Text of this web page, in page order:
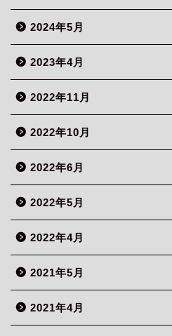
2024年5月
2023年4月
2022年11月
2022年10月
2022年6月
2022年5月
2022年4月
2021年5月
2021年4月